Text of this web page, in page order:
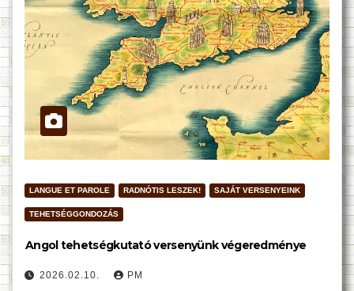
LANGUE ET PAROLE RADNÓTIS LESZEK! SAJÁT VERSENYEINK
TEHETSÉGGONDOZÁS
Angol tehetségkutató versenyünk végeredménye
2026.02.10. PM